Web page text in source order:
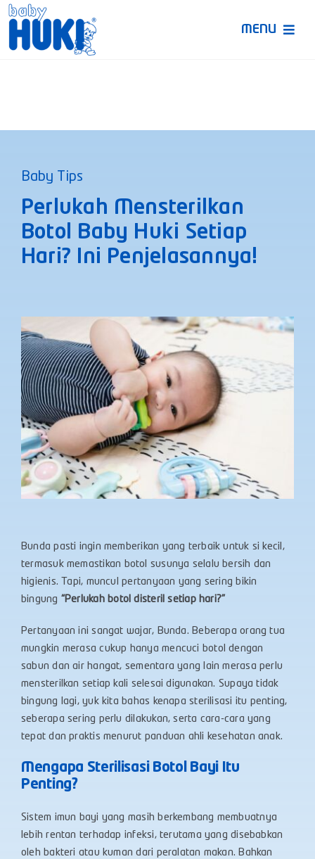
Skip
content
MENU
Baby Tips
Perlukah Mensterilkan
Botol Baby Huki Setiap
Hari? Ini Penjelasannya!
Bunda pasti ingin memberikan yang terbaik untuk si kecil,
termasuk memastikan botol susunya selalu bersih dan
higienis. Tapi, muncul pertanyaan yang sering bikin
bingung “Perlukah botol disteril setiap hari?”
Pertanyaan ini sangat wajar, Bunda. Beberapa orang tua
mungkin merasa cukup hanya mencuci botol dengan
sabun dan air hangat, sementara yang lain merasa perlu
mensterilkan setiap kali selesai digunakan. Supaya tidak
bingung lagi, yuk kita bahas kenapa sterilisasi itu penting,
seberapa sering perlu dilakukan, serta cara-cara yang
tepat dan praktis menurut panduan ahli kesehatan anak.
Mengapa Sterilisasi Botol Bayi Itu
Penting?
Sistem imun bayi yang masih berkembang membuatnya
lebih rentan terhadap infeksi, terutama yang disebabkan
oleh bakteri atau kuman dari peralatan makan. Bahkan